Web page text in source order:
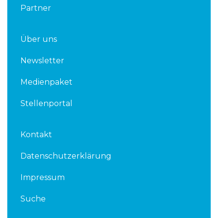
Partner
Über uns
Newsletter
Medienpaket
Stellenportal
Kontakt
Datenschutzerklärung
Impressum
Suche